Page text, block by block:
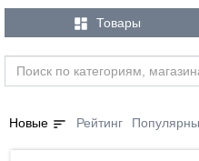
 Товары
Новые sort Рейтинг